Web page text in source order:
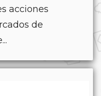
acciones
de